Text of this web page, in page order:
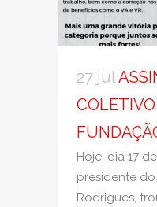
27 jul
Hoje, dia 17
presidente do
Rodrigues,